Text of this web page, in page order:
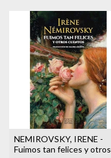
NEMIROVSKY, IRENE -
Fuimos tan felices y otros